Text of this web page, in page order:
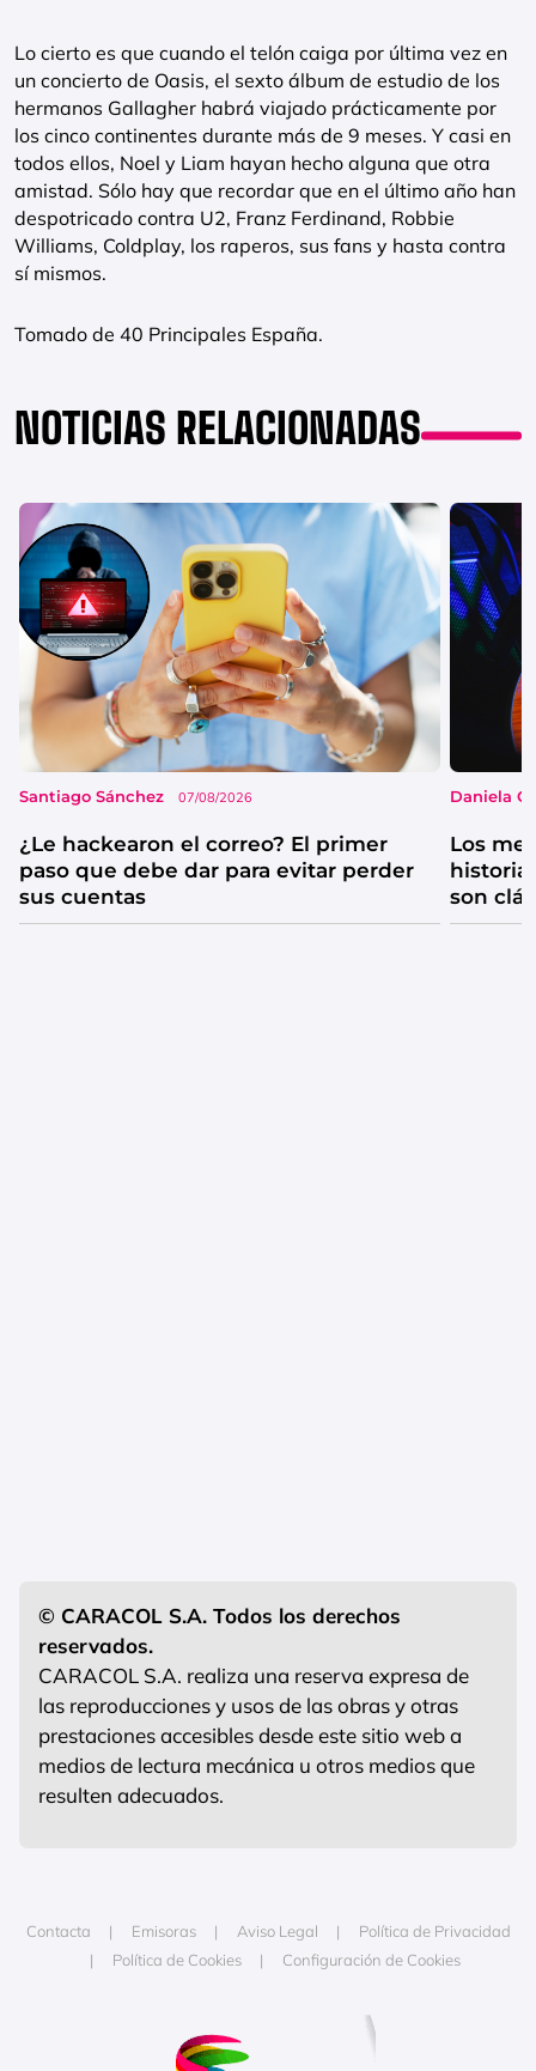
Lo cierto es que cuando el telón caiga por última vez en
un concierto de Oasis, el sexto álbum de estudio de los
hermanos Gallagher habrá viajado prácticamente por
los cinco continentes durante más de 9 meses. Y casi en
todos ellos, Noel y Liam hayan hecho alguna que otra
amistad. Sólo hay que recordar que en el último año han
despotricado contra U2, Franz Ferdinand, Robbie
Williams, Coldplay, los raperos, sus fans y hasta contra
sí mismos.
Tomado de 40 Principales España.
NOTICIAS RELACIONADAS
Santiago Sánchez 07/08/2026
¿Le hackearon el correo? El primer
paso que debe dar para evitar perder
sus cuentas
Daniela
Los
historia
son
© CARACOL S.A. Todos los derechos
reservados.
CARACOL S.A. realiza una reserva expresa de
las reproducciones y usos de las obras y otras
prestaciones accesibles desde este sitio web a
medios de lectura mecánica u otros medios que
resulten adecuados.
Contacta Emisoras Aviso Legal
Política de Privacidad
Política de Cookies
Configuración de Cookies